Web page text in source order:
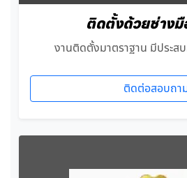
ติดตั้งด้วยช่าง
งานติดตั้งมาตราฐาน มีประ
ติดต่อสอบถา